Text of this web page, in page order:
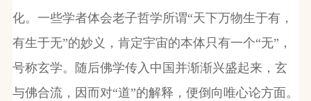
化。一些学者体会老子哲学所谓“天下万物生于有，
有生于无”的妙义，肯定宇宙的本体只有一个“无”，
号称玄学。随后佛学传入中国并渐渐兴盛起来，玄
与佛合流，因而对“道”的解释，便倒向唯心论方面。